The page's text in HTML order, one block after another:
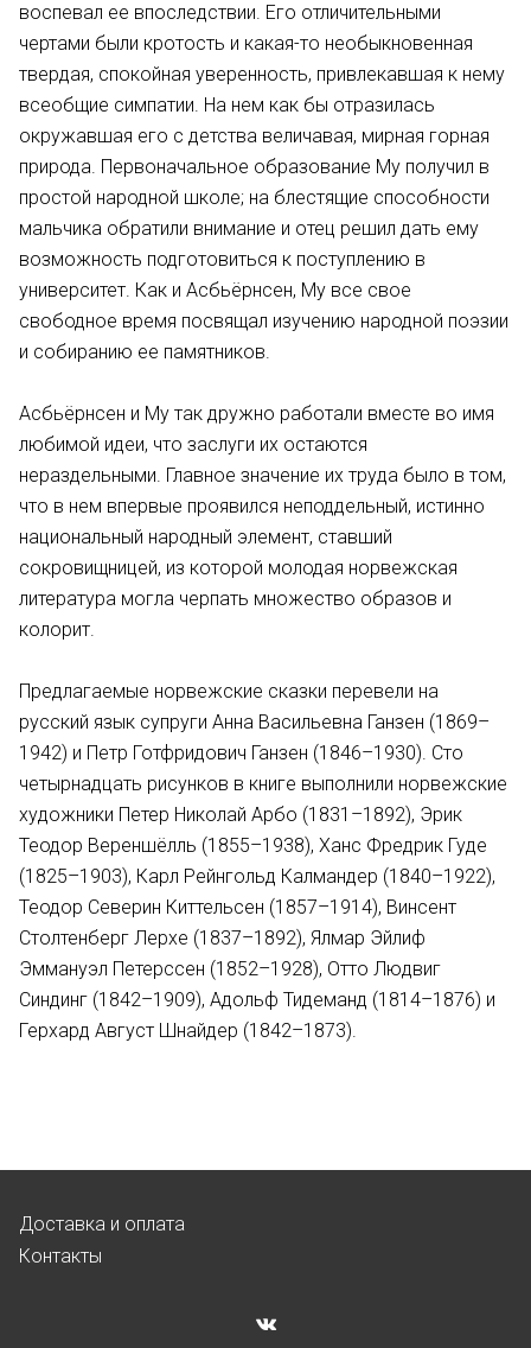
воспевал ее впоследствии. Его отличительными
чертами были кротость и какая-то необыкновенная
твердая, спокойная уверенность, привлекавшая к нему
всеобщие симпатии. На нем как бы отразилась
окружавшая его с детства величавая, мирная горная
природа. Первоначальное образование Му получил в
простой народной школе; на блестящие способности
мальчика обратили внимание и отец решил дать ему
возможность подготовиться к поступлению в
университет. Как и Асбьёрнсен, Му все свое
свободное время посвящал изучению народной поэзии
и собиранию ее памятников.
Асбьёрнсен и Му так дружно работали вместе во имя
любимой идеи, что заслуги их остаются
нераздельными. Главное значение их труда было в том,
что в нем впервые проявился неподдельный, истинно
национальный народный элемент, ставший
сокровищницей, из которой молодая норвежская
литература могла черпать множество образов и
колорит.
Предлагаемые норвежские сказки перевели на
русский язык супруги Анна Васильевна Ганзен (1869–
1942) и Петр Готфридович Ганзен (1846–1930). Сто
четырнадцать рисунков в книге выполнили норвежские
художники Петер Николай Арбо (1831–1892), Эрик
Теодор Вереншёлль (1855–1938), Ханс Фредрик Гуде
(1825–1903), Карл Рейнгольд Калмандер (1840–1922),
Теодор Северин Киттельсен (1857–1914), Винсент
Столтенберг Лерхе (1837–1892), Ялмар Эйлиф
Эммануэл Петерссен (1852–1928), Отто Людвиг
Синдинг (1842–1909), Адольф Тидеманд (1814–1876) и
Герхард Август Шнайдер (1842–1873).
Доставка и оплата
Контакты